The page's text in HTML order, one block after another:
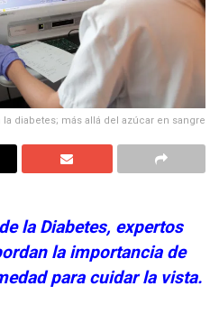
la diabetes; más allá del azúcar en sangre
la Diabetes, expertos
la importancia de
para cuidar la vista.